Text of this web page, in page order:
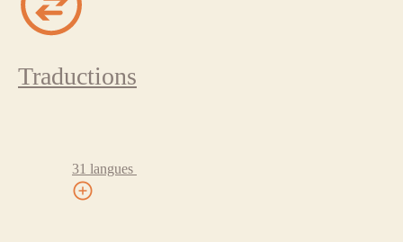
Traductions
31 langues